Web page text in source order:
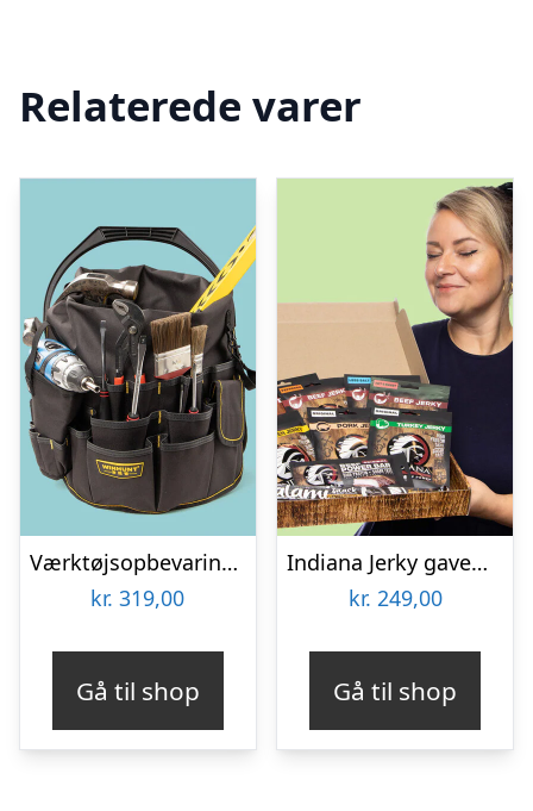
Relaterede varer
Værktøjsopbevaring til spand
kr. 319,00
Gå til shop
Indiana Jerky gaveæske
kr. 249,00
Gå til shop